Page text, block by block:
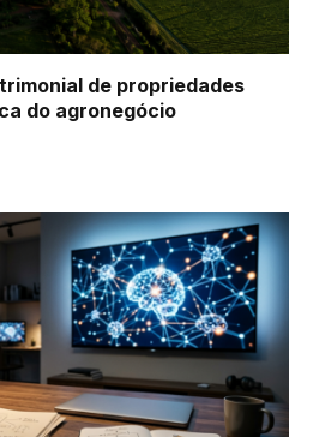
de propriedades
do agronegócio